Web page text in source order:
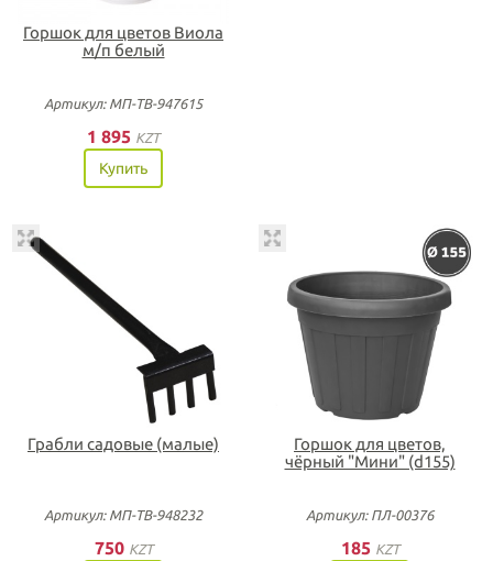
Горшок для цветов Виола
м/п белый
Артикул: МП-ТВ-947615
1 895 KZT
Купить
Грабли садовые (малые)
Артикул: МП-ТВ-948232
750 KZT
Горшок для цветов,
чёрный "Мини" (d155)
Артикул: ПЛ-00376
185 KZT